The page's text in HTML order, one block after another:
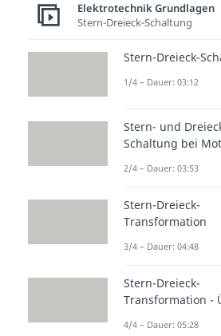
Elektrotechnik Grundlagen
Stern-Dreieck-Schaltung
Stern-Dreieck-
1/4 – Dauer: 03:12
Stern- und
Schaltung bei
2/4 – Dauer: 03:53
Stern-Dreieck-
Transformation
3/4 – Dauer: 04:48
Stern-Dreieck-
Transformation -
4/4 – Dauer: 05:28